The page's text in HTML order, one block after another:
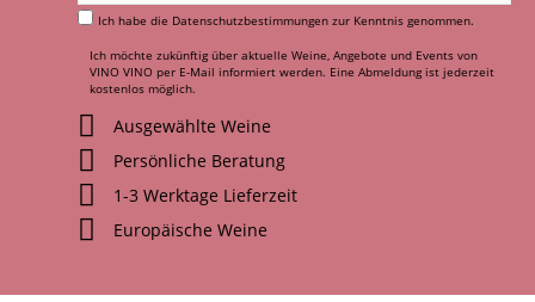
Ich habe die Datenschutzbestimmungen zur Kenntnis genommen.
Ich möchte zukünftig über aktuelle Weine, Angebote und Events von
VINO VINO per E-Mail informiert werden. Eine Abmeldung ist jederzeit
kostenlos möglich.
Ausgewählte Weine
Persönliche Beratung
1-3 Werktage Lieferzeit
Europäische Weine